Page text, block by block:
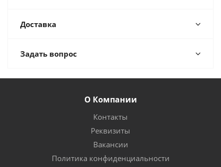
Доставка
Задать вопрос
О Компании
Контакты
Реквизиты
Вакансии
Политика конфиденциальности